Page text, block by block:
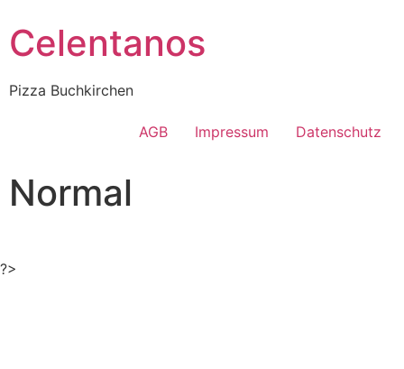
Celentanos
Pizza Buchkirchen
AGB Impressum Datenschutz
Normal
?>